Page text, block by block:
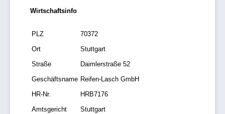
Wirtschaftsinfo
PLZ
70372
Ort
Stuttgart
Straße
Daimlerstraße 52
Geschäftsname Reifen-Lasch GmbH
HR-Nr.
HRB7176
Amtsgericht
Stuttgart